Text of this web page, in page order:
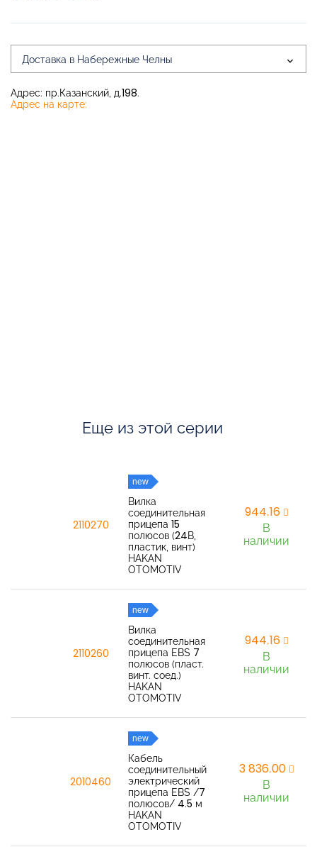
Доставка в Набережные Челны
Адрес: пр.Казанский, д.198.
Адрес на карте:
Еще из этой серии
2110270
new
Вилка
соединительная
прицепа 15
полюсов (24В,
пластик, винт)
HAKAN
OTOMOTIV
944,16
В
наличии
2110260
new
Вилка
соединительная
прицепа EBS 7
полюсов (пласт.
винт. соед.)
HAKAN
OTOMOTIV
944,16
В
наличии
2010460
new
Кабель
соединительный
электрический
прицепа EBS /7
полюсов/ 4.5 м
HAKAN
OTOMOTIV
3 836,00
В
наличии